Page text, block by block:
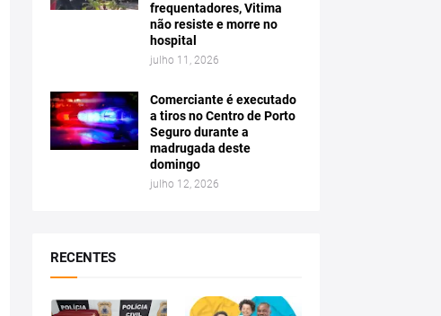
frequentadores, Vitima
não resiste e morre no
hospital
julho 11, 2026
Comerciante é executado
a tiros no Centro de Porto
Seguro durante a
madrugada deste
domingo
julho 12, 2026
RECENTES